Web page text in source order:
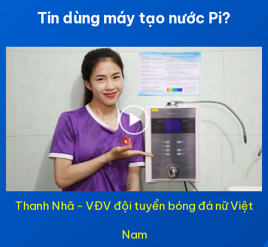
Tin dùng máy tạo nước Pi?
Thanh Nhã - VĐV đội tuyển bóng đá nữ Việt
Nam